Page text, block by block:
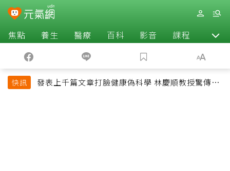
焦點 養生 醫療 百科 影音 課程 退休
快訊
發表上千篇文章打臉健康偽科學 林慶順教授驚傳意